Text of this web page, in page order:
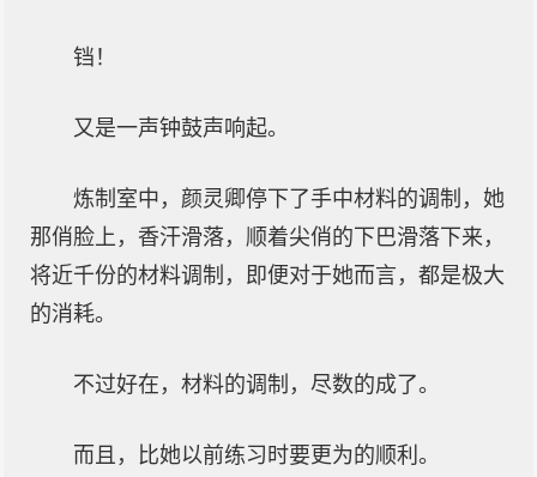
铛！
又是一声钟鼓声响起。
炼制室中，颜灵卿停下了手中材料的调制，她
那俏脸上，香汗滑落，顺着尖俏的下巴滑落下来，
将近千份的材料调制，即便对于她而言，都是极大
的消耗。
不过好在，材料的调制，尽数的成了。
而且，比她以前练习时要更为的顺利。